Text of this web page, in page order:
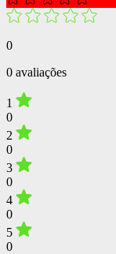
0
0 avaliações
1
0
2
0
3
0
4
0
5
0